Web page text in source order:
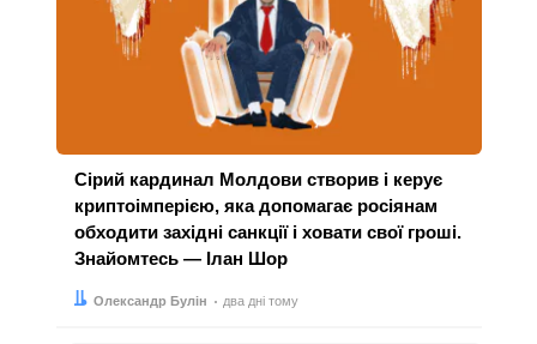
Сірий кардинал Молдови створив і керує
криптоімперією, яка допомагає росіянам
обходити західні санкції і ховати свої гроші.
Знайомтесь — Ілан Шор
Автор:
Олександр Булін
Дата: два дні тому